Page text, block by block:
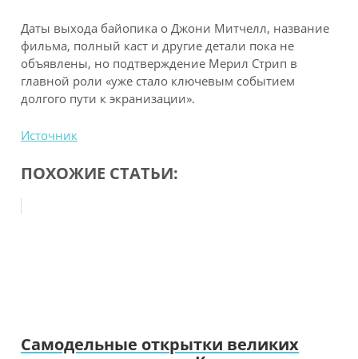
Даты выхода байопика о Джони Митчелл, название
фильма, полный каст и другие детали пока не
объявлены, но подтверждение Мерил Стрип в
главной роли «уже стало ключевым событием
долгого пути к экранизации».
Источник
ПОХОЖИЕ СТАТЬИ:
Самодельные открытки великих